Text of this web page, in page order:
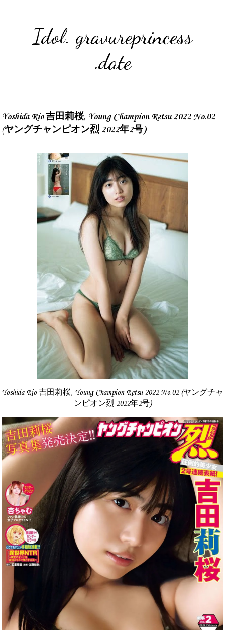
Idol. gravureprincess
.date
Yoshida Rio 吉田莉桜, Young Champion Retsu 2022 No.02
(ヤングチャンピオン烈 2022年2号)
Yoshida Rio 吉田莉桜, Young Champion Retsu 2022 No.02 (ヤングチャ
ンピオン烈 2022年2号)